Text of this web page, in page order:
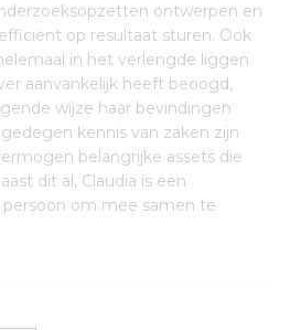
ontwerpen en
op resultaat sturen. Ook
in het verlengde liggen
aanvankelijk heeft beoogd,
wijze haar bevindingen
kennis van zaken zijn
belangrijke assets die
dit al, Claudia is een
om mee samen te